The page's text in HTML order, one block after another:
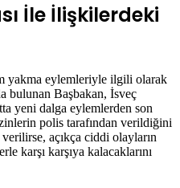
İle İlişkilerdeki
yakma eylemleriyle ilgili olarak
bulunan Başbakan, İsveç
yeni dalga eylemlerden son
polis tarafından verildiğini
açıkça ciddi olayların
karşı karşıya kalacaklarını